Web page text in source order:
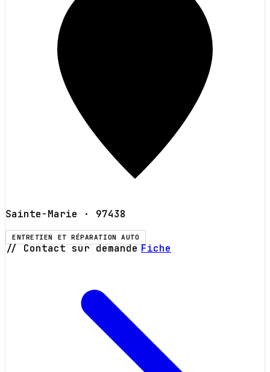
Sainte-Marie · 97438
ENTRETIEN ET RÉPARATION AUTO
// Contact sur demande Fiche